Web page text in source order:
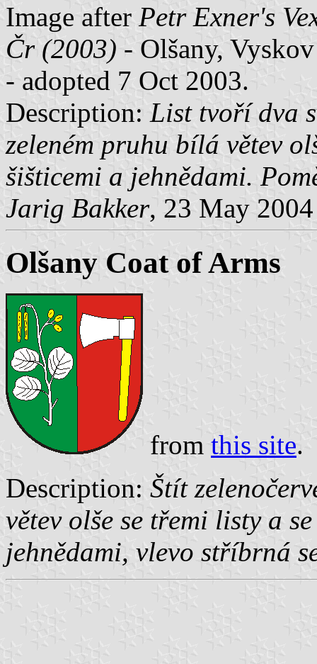
Image after Petr Exner's
Čr (2003) - Olšany,
- adopted 7 Oct 2003.
Description: List tvoří dva
zeleném pruhu bílá větev
šišticemi a jehnědami.
Jarig Bakker, 23 May 2004
Olšany Coat of Arms
from this site.
Description: Štít
větev olše se třemi listy a
jehnědami, vlevo stříbrná